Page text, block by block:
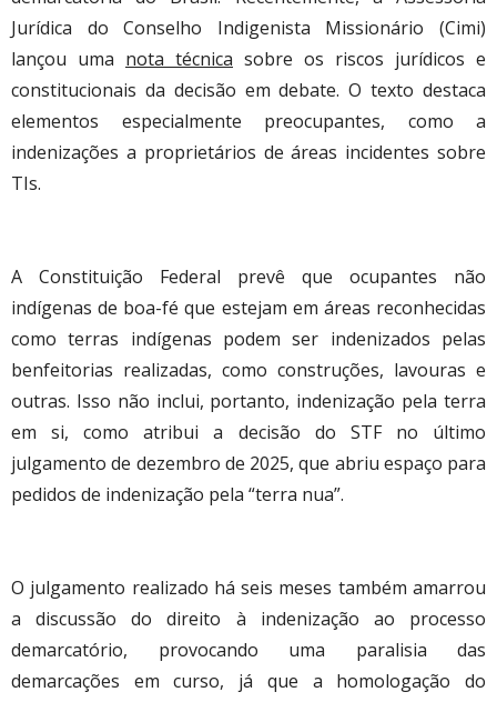
Jurídica do Conselho Indigenista Missionário (Cimi)
lançou uma nota técnica sobre os riscos jurídicos e
constitucionais da decisão em debate. O texto destaca
elementos especialmente preocupantes, como a
indenizações a proprietários de áreas incidentes sobre
TIs.
A Constituição Federal prevê que ocupantes não
indígenas de boa-fé que estejam em áreas reconhecidas
como terras indígenas podem ser indenizados pelas
benfeitorias realizadas, como construções, lavouras e
outras. Isso não inclui, portanto, indenização pela terra
em si, como atribui a decisão do STF no último
julgamento de dezembro de 2025, que abriu espaço para
pedidos de indenização pela “terra nua”.
O julgamento realizado há seis meses também amarrou
a discussão do direito à indenização ao processo
demarcatório, provocando uma paralisia das
demarcações em curso, já que a homologação do